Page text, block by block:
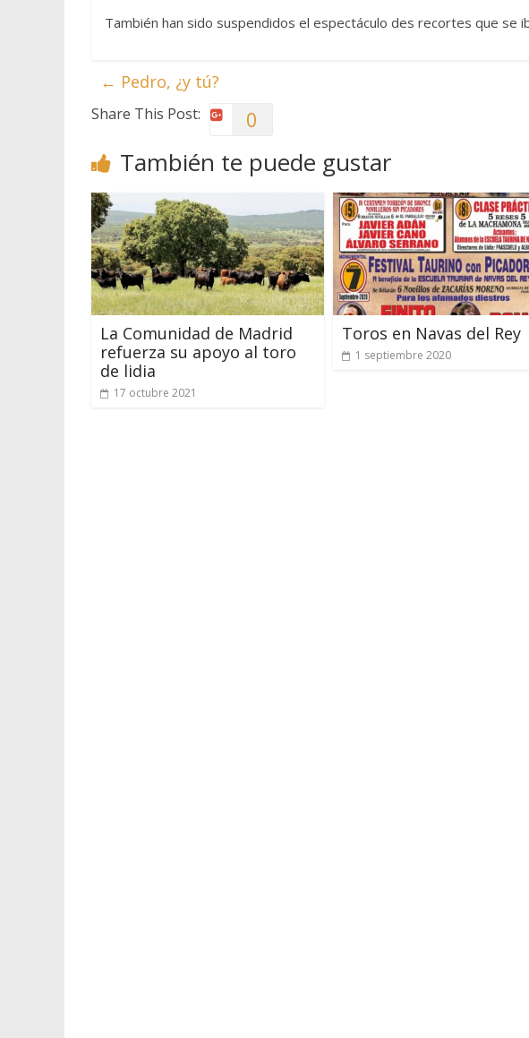
También han sido suspendidos el espectáculo des recortes que se
← Pedro, ¿y tú?
Share This Post: 0
También te puede gustar
La Comunidad de Madrid
refuerza su apoyo al toro
de lidia
17 octubre 2021
Toros en Navas del Rey
1 septiembre 2020